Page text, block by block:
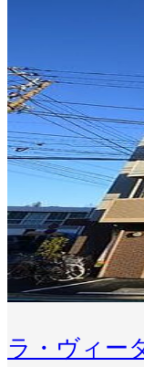
ラ・ヴィー